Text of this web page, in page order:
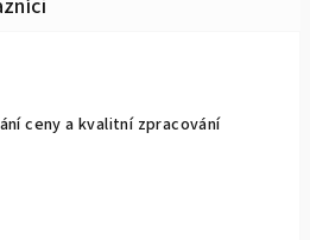
je 5 z 5 hvězdiček.
ceny a kvalitní zpracování
je 5 z 5 hvězdiček.